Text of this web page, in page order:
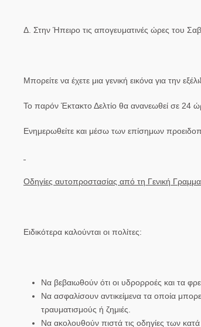
Δ. Στην Ήπειρο τις απογευματινές ώρες του
Μπορείτε να έχετε μια γενική εικόνα για την
Το παρόν Έκτακτο Δελτίο θα ανανεωθεί σε 24
Ενημερωθείτε και μέσω των επίσημων
Οδηγίες αυτοπροστασίας από τη Γενική
Ειδικότερα καλούνται οι πολίτες:
Να βεβαιωθούν ότι οι υδρορροές και τα
Να ασφαλίσουν αντικείμενα τα οποία
τραυματισμούς ή ζημιές.
Να ακολουθούν πιστά τις οδηγίες των